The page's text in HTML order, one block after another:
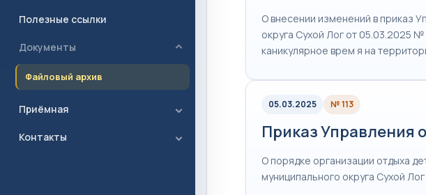
Полезные ссылки
Документы
Файловый архив
Приёмная
Контакты
О внесении изменений в приказ
округа Сухой Лог от 05.03.2025
каникулярное врем я на
05.03.2025 № 113
Приказ Управления
О порядке организации отдыха
муниципального округа Сухой Лог